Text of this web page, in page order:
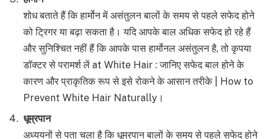
शोध बताते हैं कि हार्मोन में असंतुलन बालों के समय से पहले सफेद होने
को ट्रिगर या बढ़ा सकता है। यदि आपके बाल अधिक सफेद हो रहे हैं
और सुनिश्चित नहीं हैं कि आपके पास हार्मोनल असंतुलन है, तो कृपया
डॉक्टर से परामर्श लें at White Hair : जानिए सफेद बाल होने के
कारण और प्राकृतिक रूप से इसे रोकने के आसान तरीके | How to
Prevent White Hair Naturally।
धूम्रपान
अध्ययनों से पता चला है कि धूम्रपान बालों के समय से पहले सफेद होने